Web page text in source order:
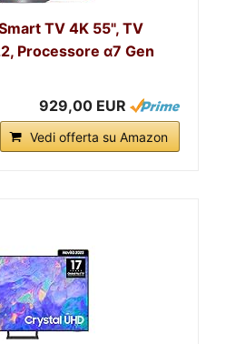
TV 4K 55", TV
Processore α7 Gen
929,00 EUR
Vedi offerta su Amazon